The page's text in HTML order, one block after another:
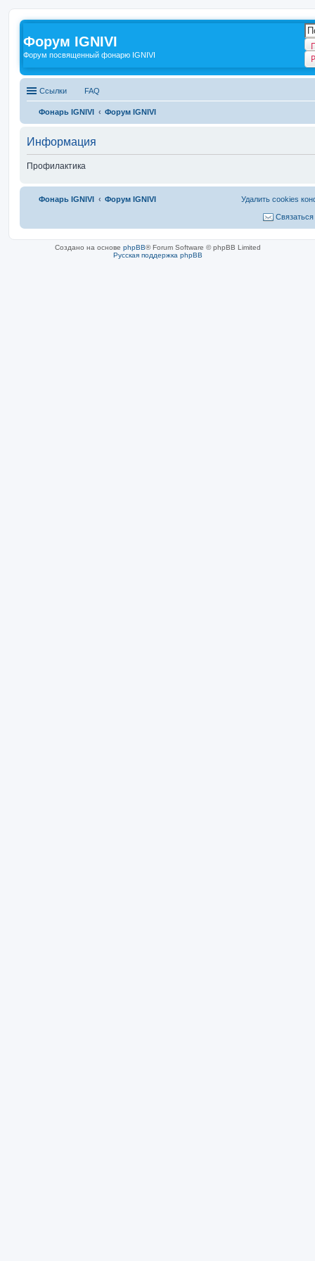
Форум IGNIVI
Форум посвященный фонарю IGNIVI
Ссылки FAQ
Фонарь IGNIVI Форум IGNIVI
Информация
Профилактика
Фонарь IGNIVI Форум IGNIVI Удалить cookies
Создано на основе phpBB® Forum Software © phpBB Limited
Русская поддержка phpBB